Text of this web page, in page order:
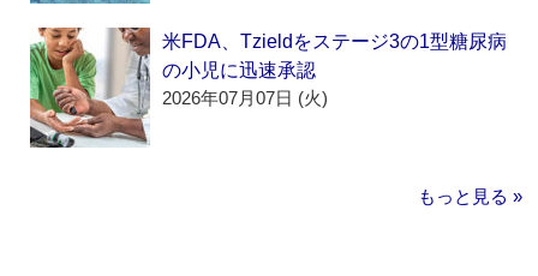
米FDA、Tzieldをステージ3の1型糖尿病
の小児に迅速承認
2026年07月07日 (火)
もっと見る »